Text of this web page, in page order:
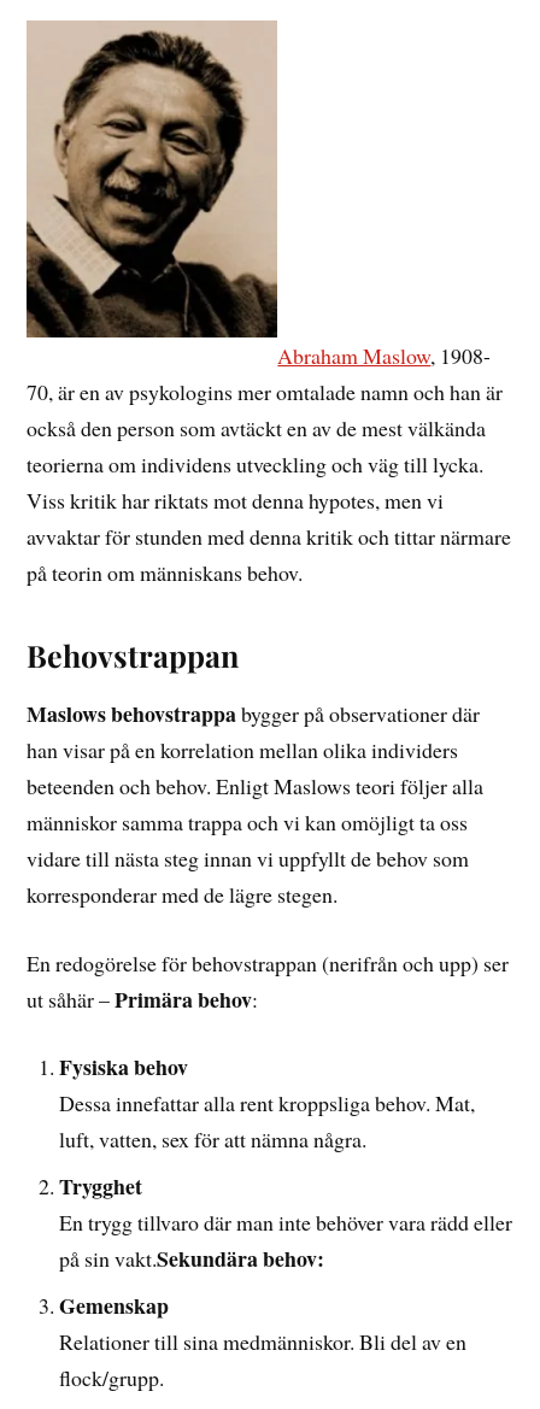
Abraham Maslow, 1908-
70, är en av psykologins mer omtalade namn och han är
också den person som avtäckt en av de mest välkända
teorierna om individens utveckling och väg till lycka.
Viss kritik har riktats mot denna hypotes, men vi
avvaktar för stunden med denna kritik och tittar närmare
på teorin om människans behov.
Behovstrappan
Maslows behovstrappabygger på observationer där
han visar på en korrelation mellan olika individers
beteenden och behov. Enligt Maslows teori följer alla
människor samma trappa och vi kan omöjligt ta oss
vidare till nästa steg innan vi uppfyllt de behov som
korresponderar med de lägre stegen.
En redogörelse för behovstrappan (nerifrån och upp) ser
ut såhär –Primära behov:
Fysiska behov
Dessa innefattar alla rent kroppsliga behov. Mat,
luft, vatten, sex för att nämna några.
Trygghet
En trygg tillvaro där man inte behöver vara rädd eller
på sin vakt.Sekundära behov:
Gemenskap
Relationer till sina medmänniskor. Bli del av en
flock/grupp.